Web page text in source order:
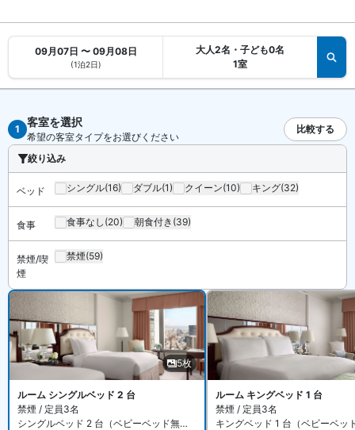
歩7分です。伊丹空港からリムジンバスで約26分、関西空港から約
60分で到着します。
阪神高速「出入橋出口」は約3分、「梅田出入口」は約5分。ホテル
【駐車場】有料
【お食事、レストラン】
軒のバーラウンジ、カフェがあります。24時間対応のルームサービ
スも利用可能です。
【館内施設・サービス】
客室数は全 291 室。インターネットは無料 WiFi、有線インターネッ
トを備えています。施設は会議室・宴会場のほか、屋内プールやジ
ャグジー・サウナ、個室トリートメントルームを備えたスパ・フィ
ットネス施設や、ビジネスセンター、クラブラウンジがあります。
ザ・リッツ・カールトン大阪 は禁煙ルームと喫煙できるお部屋があ
ります。詳細は各宿泊プランをご確認ください。
09月07日 〜 09月08日
(1泊2日)
大人2名・子ども0名
1室
1
客室を選択
希望の客室タイプをお選びください
比較する
絞り込み
ベッド シングル(16) ダブル(1) クイーン(10) キング(32)
食事 食事なし (20) 朝食付き (39)
禁煙/喫
煙
禁煙(59)
5枚
ルーム シングルベッド 2 台
禁煙 / 定員3名
シングルベッド 2 台（ベビーベッド無料）
ルーム キングベッド 1 台
禁煙 / 定員3名
キングベッド 1 台（ベビーベッ